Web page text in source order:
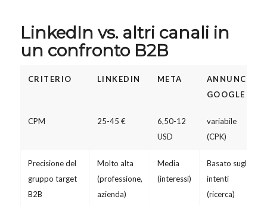
LinkedIn vs. altri canali in
un confronto B2B
CRITERIO LINKEDIN META
ANNUNCI
GOOGLE
CPM 25-45 €
6,50-12
USD
variabile
(CPK)
Precisione del
gruppo target
B2B
Molto alta
(professione,
azienda)
Media
(interessi)
Basato sugli
intenti
(ricerca)